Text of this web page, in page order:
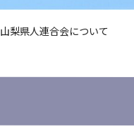
山梨県人連合会について